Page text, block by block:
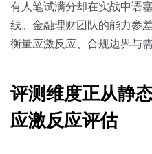
房地产
按角色
资源中心
全部
白皮书
销售会话智能
关于我们
有人笔试满分却在实战中语
线。金融理财团队的能力参
衡量应激反应、合规边界与
评测维度正从静
应激反应评估